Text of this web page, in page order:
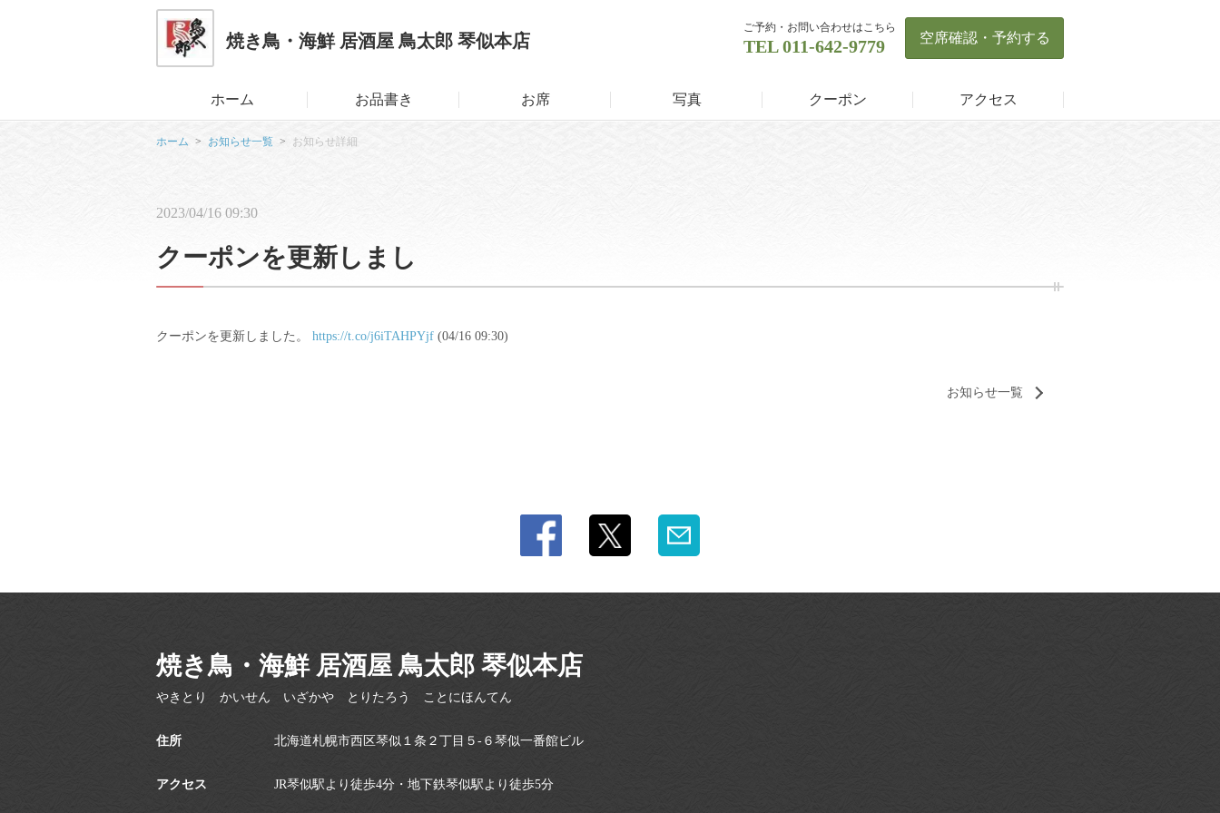
焼き鳥・海鮮 居酒屋 鳥太郎 琴似本店
ご予約・お問い合わせはこちら
TEL011-642-9779 空席確認・予約する
ホーム お品書き お席 写真 クーポン アクセス
ホーム お知らせ一覧 お知らせ詳細
2023/04/16 09:30
クーポンを更新しまし
クーポンを更新しました。 https://t.co/j6iTAHPYjf (04/16 09:30)
お知らせ一覧
焼き鳥・海鮮 居酒屋 鳥太郎 琴似本店
やきとり かいせん いざかや とりたろう ことにほんてん
住所 北海道札幌市西区琴似１条２丁目５-６琴似一番館ビル
アクセス JR琴似駅より徒歩4分・地下鉄琴似駅より徒歩5分